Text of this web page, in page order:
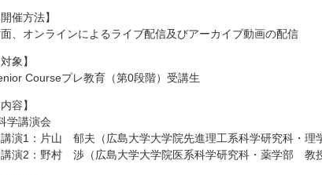
開催方法】
、オンラインによるライブ配信及びアーカイブ動画の配信
対象】
Courseプレ教育（第0段階）受講生
内容】
学講演会
演1：片山 郁夫（広島大学大学院先進理工系科学研究科・理
演2：野村 渉（広島大学大学院医系科学研究科・薬学部 教